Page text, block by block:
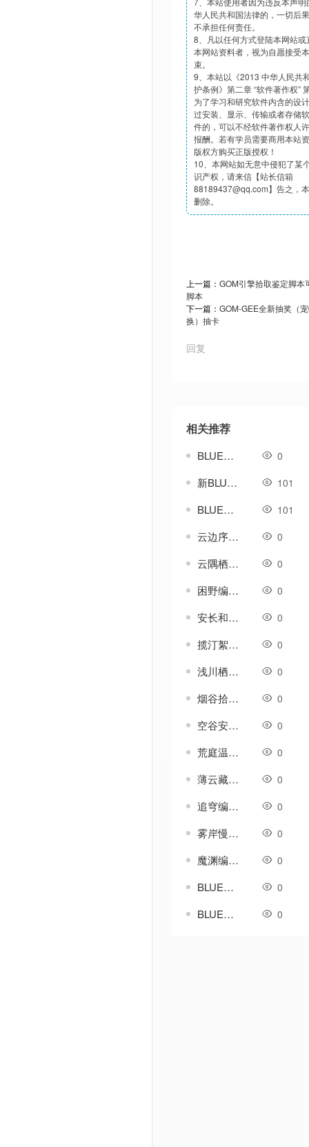
华人民共和国法律的，一切后
不承担任何责任。
8、凡以任何方式登陆本网站
本网站资料者，视为自愿接受
束。
9、本站以《2013 中华人民共
护条例》第二章 “软件著作权”
为了学习和研究软件内含的设
过安装、显示、传输或者存储
件的，可以不经软件著作权人
报酬。若有学员需要商用本站
版权方购买正版授权！
10、本网站如无意中侵犯了某
识产权，请来信【站长信箱
88189437@qq.com】告之，
删除。
上一篇： GOM引擎拾取鉴定脚本
脚本
下一篇： GOM-GEE全新抽奖（
换）抽卡
回复
相关推荐
BLUE引擎-属性转移(极品.鉴定.宝石) 0
新BLUE引擎_新挂机脚本 101
BLUE引擎-挂机循环-自动巡航-自动回血脚本 101
云边序编号-GOM引擎UI素材 0
云隅栖絮编号-GOM引擎UI素材 0
困野编号-GOM引擎UI素材 0
安长和编号-GOM引擎UI素材 0
揽汀絮编号-GOM引擎UI素材 0
浅川栖隅编号-GOM引擎UI素材 0
烟谷拾温编号-GOM引擎UI素材 0
空谷安叙编号-GOM引擎UI素材 0
荒庭温禾编号-GOM引擎UI素材 0
薄云藏山编号-GOM引擎UI素材 0
追穹编号-GOM引擎UI素材 0
雾岸慢辰编号-GOM引擎UI素材 0
魔渊编号-GOM引擎UI素材 0
BLUE引擎-复古聚灵珠买卖脚本带对话框素材 0
BLUE引擎-装备掉落PK爆物查询系统 0